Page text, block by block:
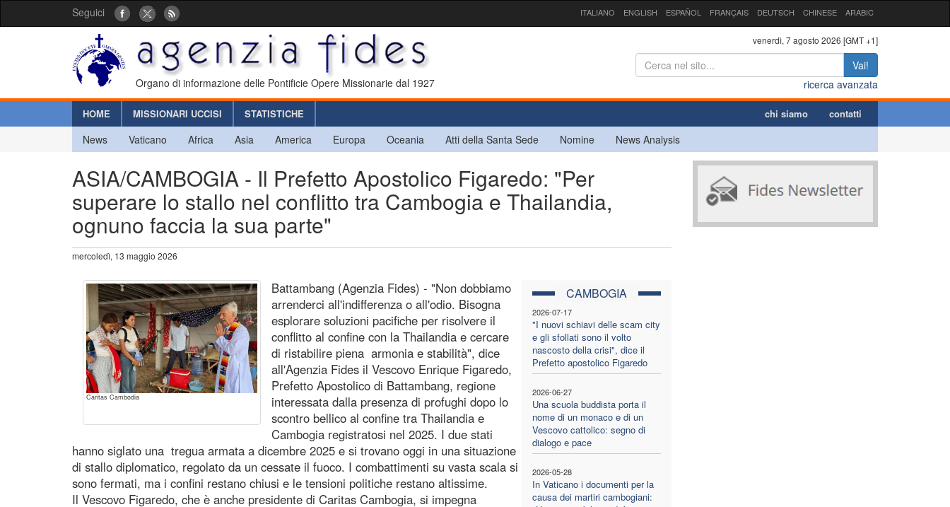
Seguici ITALIANO ENGLISH ESPAÑOL FRANÇAIS DEUTSCH CHINESE ARABIC
Organo di informazione delle Pontificie Opere Missionarie dal 1927
venerdì, 7 agosto 2026 [GMT +1]
Vai!
ricerca avanzata
HOME MISSIONARI UCCISI STATISTICHE chi siamo contatti
News Vaticano Africa Asia America Europa Oceania Atti della Santa Sede Nomine News Analysis
ASIA/CAMBOGIA - Il Prefetto Apostolico Figaredo: "Per
superare lo stallo nel conflitto tra Cambogia e Thailandia,
ognuno faccia la sua parte"
mercoledì, 13 maggio 2026
Caritas Cambodia
CAMBOGIA
2026-07-17
"I nuovi schiavi delle scam city
e gli sfollati sono il volto
nascosto della crisi", dice il
Prefetto apostolico Figaredo
2026-06-27
Una scuola buddista porta il
nome di un monaco e di un
Vescovo cattolico: segno di
dialogo e pace
2026-05-28
In Vaticano i documenti per la
causa dei martiri cambogiani:
Battambang (Agenzia Fides) - "Non dobbiamo
arrenderci all'indifferenza o all'odio. Bisogna
esplorare soluzioni pacifiche per risolvere il
conflitto al confine con la Thailandia e cercare
di ristabilire piena armonia e stabilità", dice
all'Agenzia Fides il Vescovo Enrique Figaredo,
Prefetto Apostolico di Battambang, regione
interessata dalla presenza di profughi dopo lo
scontro bellico al confine tra Thailandia e
Cambogia registratosi nel 2025. I due stati
hanno siglato una tregua armata a dicembre 2025 e si trovano oggi in una situazione
di stallo diplomatico, regolato da un cessate il fuoco. I combattimenti su vasta scala si
sono fermati, ma i confini restano chiusi e le tensioni politiche restano altissime.
Il Vescovo Figaredo, che è anche presidente di Caritas Cambogia, si impegna